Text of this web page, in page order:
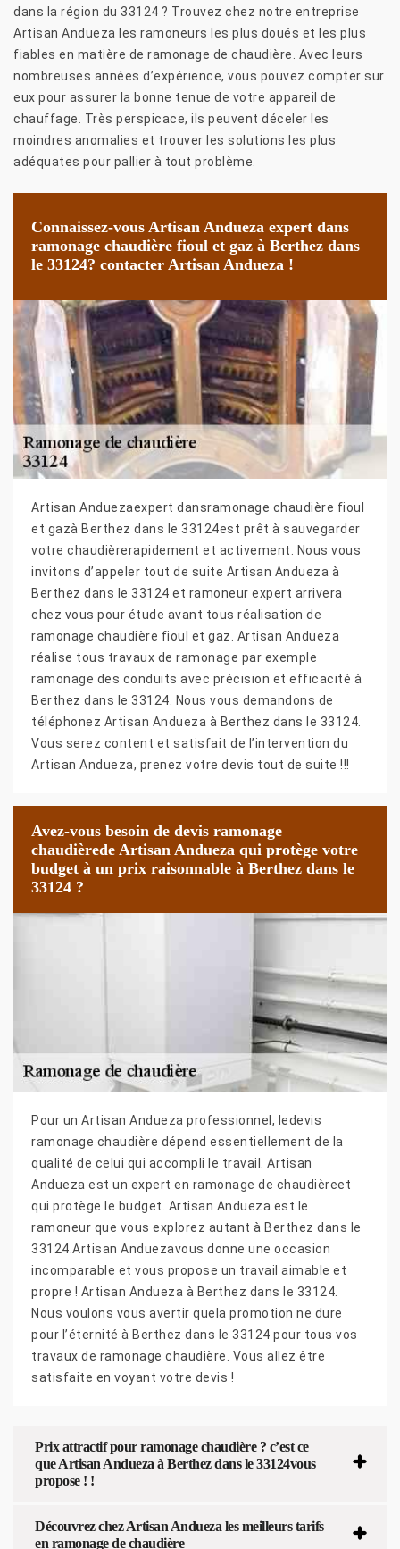
dans la région du 33124 ? Trouvez chez notre entreprise
Artisan Andueza les ramoneurs les plus doués et les plus
fiables en matière de ramonage de chaudière. Avec leurs
nombreuses années d’expérience, vous pouvez compter sur
eux pour assurer la bonne tenue de votre appareil de
chauffage. Très perspicace, ils peuvent déceler les
moindres anomalies et trouver les solutions les plus
adéquates pour pallier à tout problème.
Connaissez-vous Artisan Andueza expert dans
ramonage chaudière fioul et gaz à Berthez dans
le 33124? contacter Artisan Andueza !
Artisan Anduezaexpert dansramonage chaudière fioul
et gazà Berthez dans le 33124est prêt à sauvegarder
votre chaudièrerapidement et activement. Nous vous
invitons d’appeler tout de suite Artisan Andueza à
Berthez dans le 33124 et ramoneur expert arrivera
chez vous pour étude avant tous réalisation de
ramonage chaudière fioul et gaz. Artisan Andueza
réalise tous travaux de ramonage par exemple
ramonage des conduits avec précision et efficacité à
Berthez dans le 33124. Nous vous demandons de
téléphonez Artisan Andueza à Berthez dans le 33124.
Vous serez content et satisfait de l’intervention du
Artisan Andueza, prenez votre devis tout de suite !!!
Avez-vous besoin de devis ramonage
chaudièrede Artisan Andueza qui protège votre
budget à un prix raisonnable à Berthez dans le
33124 ?
Pour un Artisan Andueza professionnel, ledevis
ramonage chaudière dépend essentiellement de la
qualité de celui qui accompli le travail. Artisan
Andueza est un expert en ramonage de chaudièreet
qui protège le budget. Artisan Andueza est le
ramoneur que vous explorez autant à Berthez dans le
33124.Artisan Anduezavous donne une occasion
incomparable et vous propose un travail aimable et
propre ! Artisan Andueza à Berthez dans le 33124.
Nous voulons vous avertir quela promotion ne dure
pour l’éternité à Berthez dans le 33124 pour tous vos
travaux de ramonage chaudière. Vous allez être
satisfaite en voyant votre devis !
Prix attractif pour ramonage chaudière ? c’est ce
que Artisan Andueza à Berthez dans le 33124vous
propose ! !
Découvrez chez Artisan Andueza les meilleurs tarifs
en ramonage de chaudière